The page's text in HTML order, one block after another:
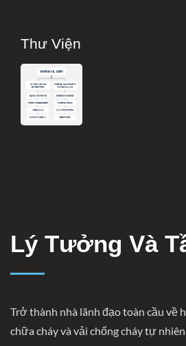
Thư Viện
Lý Tưởng Và
Trở thành nhà lãnh đạo toàn cầu về
chữa cháy và vải chống cháy tự